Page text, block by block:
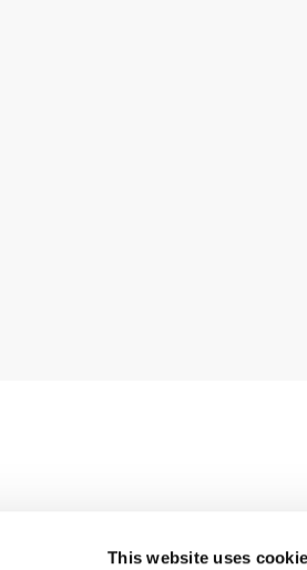
This website uses
Butik